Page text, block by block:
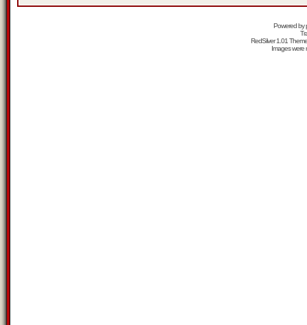
Powered by
RedSilver 1.01
Images were